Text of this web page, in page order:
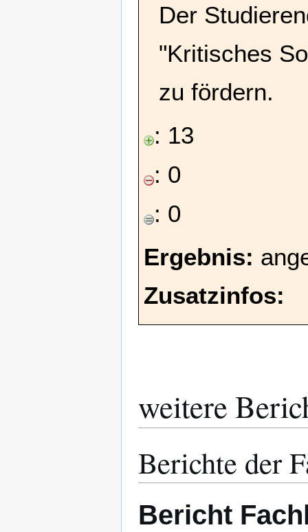
Der
"Kritisches
zu fördern.
: 13
: 0
: 0
Ergebnis:
Zusatzinfos:
weitere
Berichte der
Bericht